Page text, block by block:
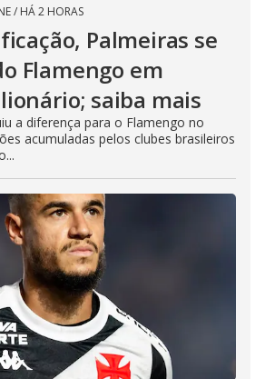
/ HÁ 2 HORAS
Palmeiras se
Flamengo em
saiba mais
a diferença para o Flamengo no
acumuladas pelos clubes brasileiros